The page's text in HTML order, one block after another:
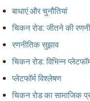
बाधाएं और चुनौतियां
चिकन रोड: जीतने की
रणनीतिक सुझाव
चिकन रोड: विभिन्न
प्लेटफॉर्म विश्लेषण
चिकन रोड का सामाजिक